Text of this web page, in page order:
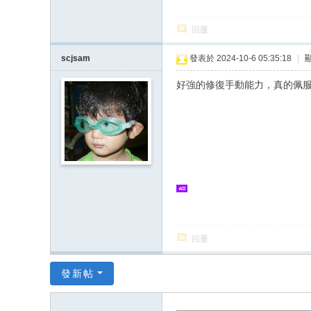
回覆
scjsam 發表於 2024-10-6 05:35:18
好強的修復手動能力，真的佩服
回覆
發新帖